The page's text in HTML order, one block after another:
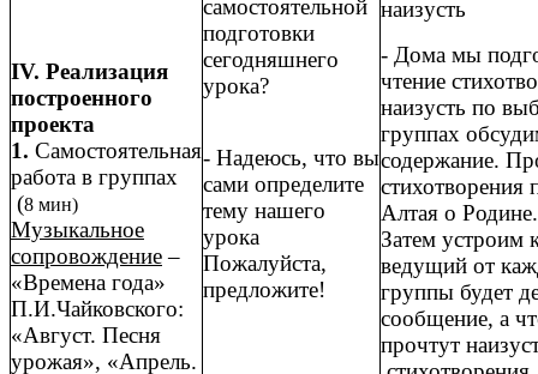
IV. Реализация
построенного
проекта
1. Самостоятельная
работа в группах
(8 мин)
Музыкальное
сопровождение–
«Времена года»
П.И.Чайковского:
«Август. Песня
урожая», «Апрель.
самостоятельной
подготовки
сегодняшнего
урока?
- Надеюсь, что вы
сами определите
тему нашего
урока
Пожалуйста,
предложите!
наизусть
- Дома мы
чтение
наизусть по
группах
содержание.
стихотворения
Алтая о Родине.
Затем устроим
ведущий от
группы будет
сообщение, а
прочтут